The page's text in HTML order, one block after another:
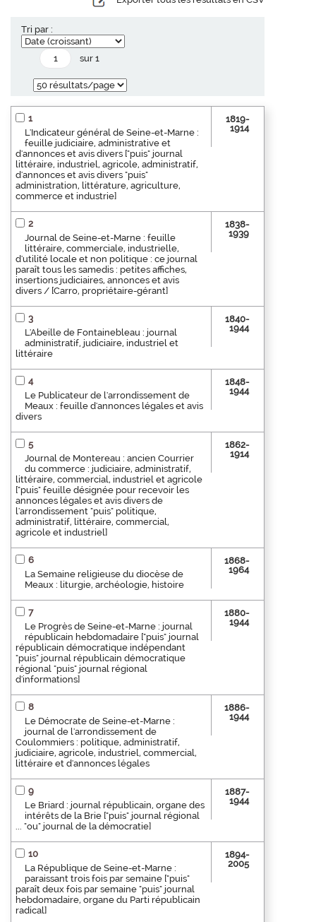
Tri par :
sur 1
1
L'Indicateur général de Seine-et-Marne :
feuille judiciaire, administrative et
d'annonces et avis divers ["puis" journal
littéraire, industriel, agricole, administratif,
d'annonces et avis divers "puis"
administration, littérature, agriculture,
commerce et industrie]
1819-
1914
2
Journal de Seine-et-Marne : feuille
littéraire, commerciale, industrielle,
d'utilité locale et non politique : ce journal
paraît tous les samedis : petites affiches,
insertions judiciaires, annonces et avis
divers / [Carro, propriétaire-gérant]
1838-
1939
3
L'Abeille de Fontainebleau : journal
administratif, judiciaire, industriel et
littéraire
1840-
1944
4
Le Publicateur de l'arrondissement de
Meaux : feuille d'annonces légales et avis
divers
1848-
1944
5
Journal de Montereau : ancien Courrier
du commerce : judiciaire, administratif,
littéraire, commercial, industriel et agricole
["puis" feuille désignée pour recevoir les
annonces légales et avis divers de
l'arrondissement "puis" politique,
administratif, littéraire, commercial,
agricole et industriel]
1862-
1914
6
La Semaine religieuse du diocèse de
Meaux : liturgie, archéologie, histoire
1868-
1964
7
Le Progrès de Seine-et-Marne : journal
républicain hebdomadaire ["puis" journal
républicain démocratique indépendant
"puis" journal républicain démocratique
régional "puis" journal régional
d'informations]
1880-
1944
8
Le Démocrate de Seine-et-Marne :
journal de l'arrondissement de
Coulommiers : politique, administratif,
judiciaire, agricole, industriel, commercial,
littéraire et d'annonces légales
1886-
1944
9
Le Briard : journal républicain, organe des
intérêts de la Brie ["puis" journal régional
... "ou" journal de la démocratie]
1887-
1944
10
La République de Seine-et-Marne :
paraissant trois fois par semaine ["puis"
paraît deux fois par semaine "puis" journal
hebdomadaire, organe du Parti républicain
radical]
1894-
2005